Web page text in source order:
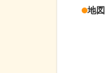
地図